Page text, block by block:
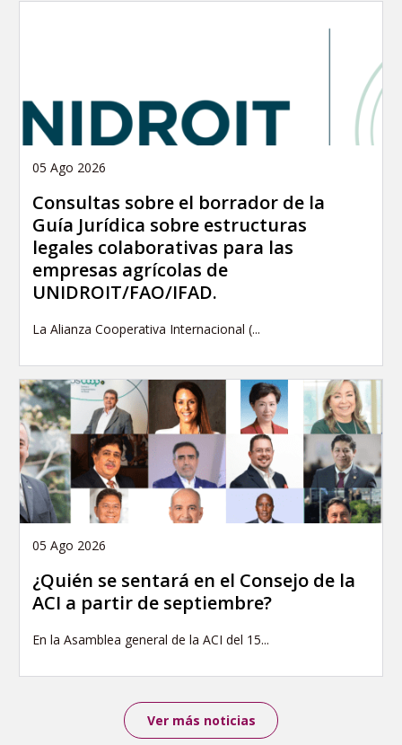
05 Ago 2026
Consultas sobre el borrador de la
Guía Jurídica sobre estructuras
legales colaborativas para las
empresas agrícolas de
UNIDROIT/FAO/IFAD.
La Alianza Cooperativa Internacional (...
05 Ago 2026
¿Quién se sentará en el Consejo de la
ACI a partir de septiembre?
En la Asamblea general de la ACI del 15...
Ver más noticias